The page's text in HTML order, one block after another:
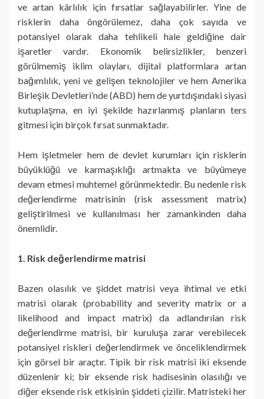
ve artan kârlılık için fırsatlar sağlayabilirler. Yine de
risklerin daha öngörülemez, daha çok sayıda ve
potansiyel olarak daha tehlikeli hale geldiğine dair
işaretler vardır. Ekonomik belirsizlikler, benzeri
görülmemiş iklim olayları, dijital platformlara artan
bağımlılık, yeni ve gelişen teknolojiler ve hem Amerika
Birleşik Devletleri’nde (ABD) hem de yurtdışındaki siyasi
kutuplaşma, en iyi şekilde hazırlanmış planların ters
gitmesi için birçok fırsat sunmaktadır.
Hem işletmeler hem de devlet kurumları için risklerin
büyüklüğü ve karmaşıklığı artmakta ve büyümeye
devam etmesi muhtemel görünmektedir. Bu nedenle risk
değerlendirme matrisinin (risk assessment matrix)
geliştirilmesi ve kullanılması her zamankinden daha
önemlidir.
1. Risk değerlendirme matrisi
Bazen olasılık ve şiddet matrisi veya ihtimal ve etki
matrisi olarak (probability and severity matrix or a
likelihood and impact matrix) da adlandırılan risk
değerlendirme matrisi, bir kuruluşa zarar verebilecek
potansiyel riskleri değerlendirmek ve önceliklendirmek
için görsel bir araçtır. Tipik bir risk matrisi iki eksende
düzenlenir ki; bir eksende risk hadisesinin olasılığı ve
diğer eksende risk etkisinin şiddeti çizilir. Matristeki her